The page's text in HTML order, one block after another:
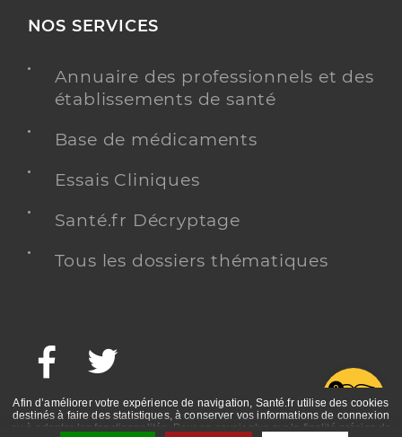
NOS SERVICES
Annuaire des professionnels et des
établissements de santé
Base de médicaments
Essais Cliniques
Santé.fr Décryptage
Tous les dossiers thématiques
Facebook
Afin d’améliorer votre expérience de navigation, Santé.fr utilise des cookies
destinés à faire des statistiques, à conserver vos informations de connexion
ou à adapter les fonctionnalités. Pour en savoir plus sur la finalité précise de